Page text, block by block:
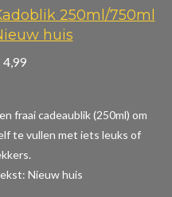
250ml/750ml
huis
4,99
fraai cadeaublik (250ml) om
te vullen met iets leuks of
Nieuw huis